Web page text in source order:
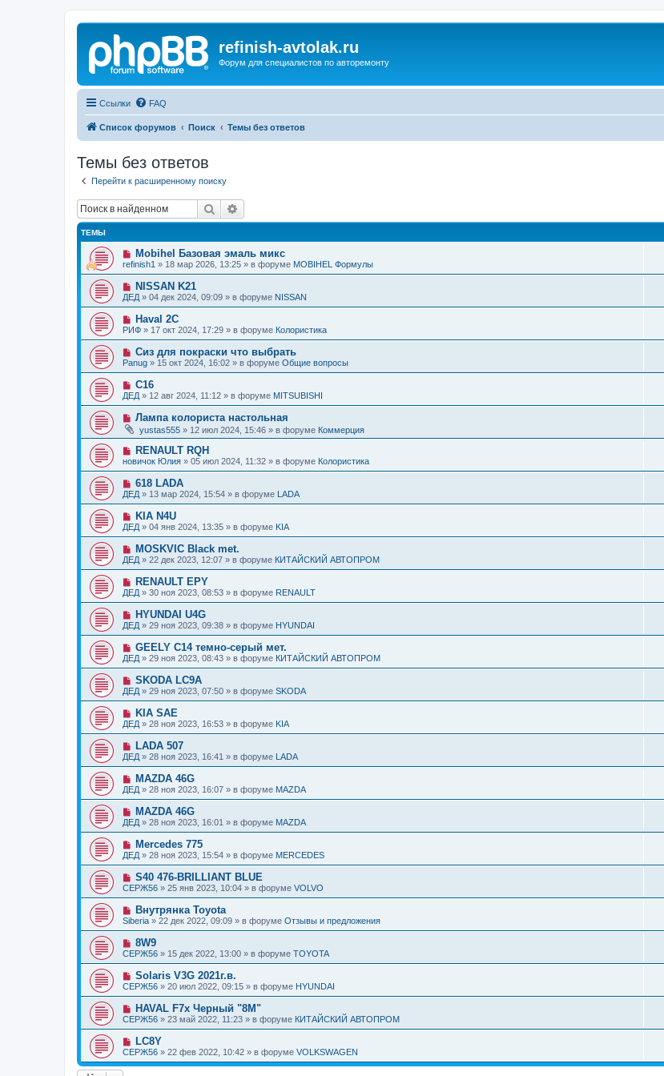
refinish-avtolak.ru
Форум для специалистов по авторемонту
Ссылки FAQ
Список форумов Поиск Темы без ответов
Темы без ответов
Перейти к расширенному поиску
Поиск
ТЕМЫ
Н
о
в
о
е
с
о
б
щ
е
н
и
е
Mobihel Базовая эмаль микс
refinish1 » 18 мар 2026, 13:25 » в форуме MOBIHEL Формулы
Н
о
в
о
е
с
о
о
б
щ
е
н
и
е
NISSAN K21
ДЕД » 04 дек 2024, 09:09 » в форуме NISSAN
Н
о
в
е
с
о
о
б
щ
е
н
и
е
Haval 2C
РИФ » 17 окт 2024, 17:29 » в форуме Колористика
Н
о
в
е
с
о
о
б
щ
е
н
и
е
Сиз для покраски что выбрать
Panug » 15 окт 2024, 16:02 » в форуме Общие вопросы
Н
о
в
е
с
о
б
щ
е
н
и
е
C16
ДЕД » 12 авг 2024, 11:12 » в форуме MITSUBISHI
Н
в
о
е
с
о
о
б
щ
е
н
и
е
Лампа колориста настольная
yustas555 » 12 июл 2024, 15:46 » в форуме Коммерция
Н
о
в
е
с
о
б
щ
е
н
и
е
RENAULT RQH
новичок Юлия » 05 июл 2024, 11:32 » в форуме Колористика
Н
о
в
о
е
с
о
б
щ
е
н
и
е
618 LADA
ДЕД » 13 мар 2024, 15:54 » в форуме LADA
Н
о
в
о
е
с
о
б
щ
е
н
и
е
KIA N4U
ДЕД » 04 янв 2024, 13:35 » в форуме KIA
Н
о
в
о
е
с
о
б
щ
е
н
и
е
MOSKVIC Black met.
ДЕД » 22 дек 2023, 12:07 » в форуме КИТАЙСКИЙ АВТОПРОМ
Н
о
в
о
е
с
о
о
б
щ
е
н
и
е
RENAULT EPY
ДЕД » 30 ноя 2023, 08:53 » в форуме RENAULT
Н
о
в
е
с
о
о
б
щ
е
н
и
е
HYUNDAI U4G
ДЕД » 29 ноя 2023, 09:38 » в форуме HYUNDAI
Н
о
в
о
е
с
о
б
щ
е
н
и
е
GEELY C14 темно-серый мет.
ДЕД » 29 ноя 2023, 08:43 » в форуме КИТАЙСКИЙ АВТОПРОМ
Н
о
в
о
е
с
о
б
щ
е
н
и
е
SKODA LC9A
ДЕД » 29 ноя 2023, 07:50 » в форуме SKODA
Н
о
в
о
е
с
о
б
щ
е
н
и
е
KIA SAE
ДЕД » 28 ноя 2023, 16:53 » в форуме KIA
Н
о
в
о
е
с
о
б
щ
е
н
и
е
LADA 507
ДЕД » 28 ноя 2023, 16:41 » в форуме LADA
Н
о
в
о
е
с
о
б
щ
е
н
и
е
MAZDA 46G
ДЕД » 28 ноя 2023, 16:07 » в форуме MAZDA
Н
о
в
о
е
с
о
о
б
щ
е
н
и
е
MAZDA 46G
ДЕД » 28 ноя 2023, 16:01 » в форуме MAZDA
Н
о
в
о
е
с
о
б
щ
е
н
и
е
Mercedes 775
ДЕД » 28 ноя 2023, 15:54 » в форуме MERCEDES
Н
о
в
о
е
с
о
о
б
щ
е
н
и
е
S40 476-BRILLIANT BLUE
СЕРЖ56 » 25 янв 2023, 10:04 » в форуме VOLVO
Н
о
в
о
е
с
о
о
б
щ
е
н
и
е
Внутрянка Toyota
Siberia » 22 дек 2022, 09:09 » в форуме Отзывы и предложения
Н
о
в
о
е
с
о
б
щ
е
н
и
е
8W9
СЕРЖ56 » 15 дек 2022, 13:00 » в форуме TOYOTA
Н
о
в
о
е
с
о
б
щ
е
Solaris V3G 2021г.в.
СЕРЖ56 » 20 июл 2022, 09:15 » в форуме HYUNDAI
Н
о
в
о
е
с
о
HAVAL F7x Черный "8M"
СЕРЖ56 » 23 май 2022, 11:23 » в форуме КИТАЙСКИЙ АВТОПРОМ
Н
о
в
о
LC8Y
СЕРЖ56 » 22 фев 2022, 10:42 » в форуме VOLKSWAGEN